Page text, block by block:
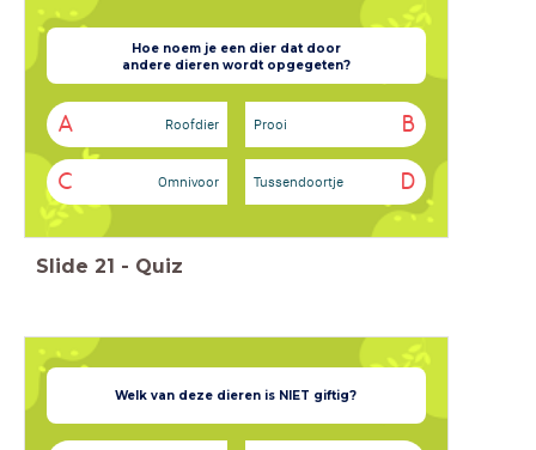
Hoe noem je een dier dat door
andere dieren wordt opgegeten?
A Roofdier B
Prooi
C Omnivoor D
Tussendoortje
Slide 21 - Quiz
Welk van deze dieren is NIET giftig?